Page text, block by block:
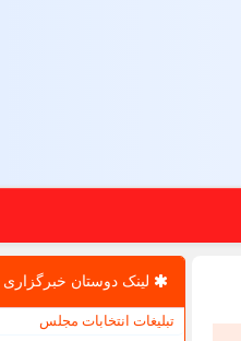
لینک دوستان خبرگزاری
تبلیغات انتخابات مجلس